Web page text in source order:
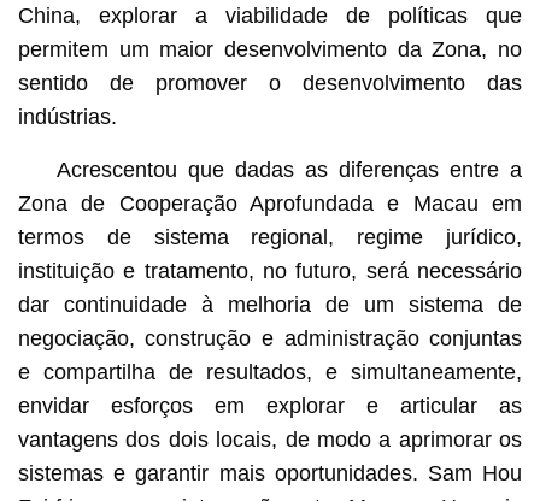
China, explorar a viabilidade de políticas que
permitem um maior desenvolvimento da Zona, no
sentido de promover o desenvolvimento das
indústrias.
Acrescentou que dadas as diferenças entre a
Zona de Cooperação Aprofundada e Macau em
termos de sistema regional, regime jurídico,
instituição e tratamento, no futuro, será necessário
dar continuidade à melhoria de um sistema de
negociação, construção e administração conjuntas
e compartilha de resultados, e simultaneamente,
envidar esforços em explorar e articular as
vantagens dos dois locais, de modo a aprimorar os
sistemas e garantir mais oportunidades. Sam Hou